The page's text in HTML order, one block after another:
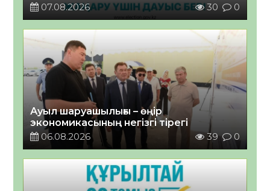
07.08.2026
30 0
Ауыл шаруашылығы – өңір
экономикасының негізгі тірегі
06.08.2026
39 0